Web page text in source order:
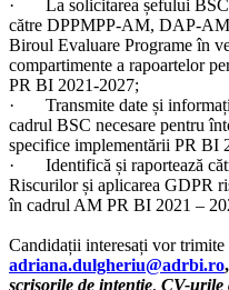
· La solicitarea șefului BSC,
către DPPMPP-AM, DAP-
Biroul Evaluare Programe în
compartimente a rapoartelor
PR BI 2021-2027;
· Transmite date și
cadrul BSC necesare pentru
specifice implementării PR BI
· Identifică și raportează
Riscurilor și aplicarea GDPR
în cadrul AM PR BI 2021 –
Candidații interesați vor trimite
adriana.dulgheriu@adrbi.ro,
scrisorile de intenție, CV-urile